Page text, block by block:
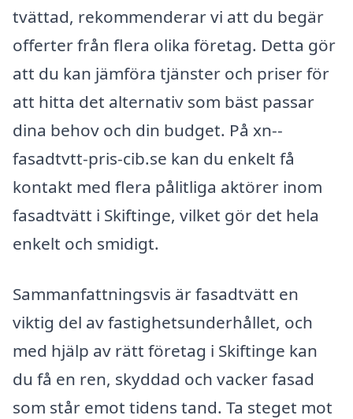
tvättad, rekommenderar vi att du begär
offerter från flera olika företag. Detta gör
att du kan jämföra tjänster och priser för
att hitta det alternativ som bäst passar
dina behov och din budget. På xn--
fasadtvtt-pris-cib.se kan du enkelt få
kontakt med flera pålitliga aktörer inom
fasadtvätt i Skiftinge, vilket gör det hela
enkelt och smidigt.
Sammanfattningsvis är fasadtvätt en
viktig del av fastighetsunderhållet, och
med hjälp av rätt företag i Skiftinge kan
du få en ren, skyddad och vacker fasad
som står emot tidens tand. Ta steget mot